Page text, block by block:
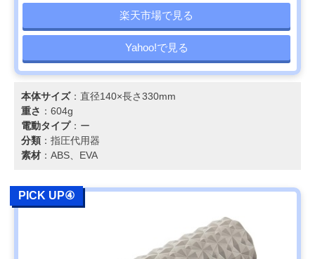
楽天市場で見る
Yahoo!で見る
本体サイズ：直径140×長さ330mm
重さ ：604g
電動タイプ：ー
分類 ：指圧代用器
素材 ：ABS、EVA
PICK UP④